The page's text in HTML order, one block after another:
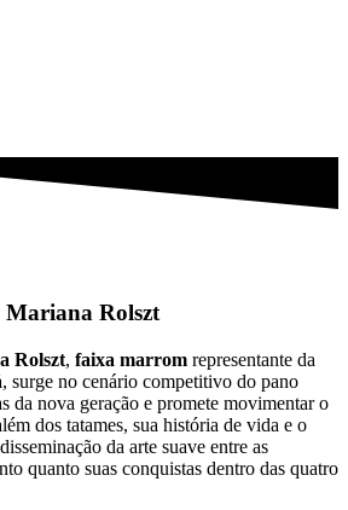
Mariana Rolszt
Rolszt, faixa marrom representante da
, surge no cenário competitivo do pano
da nova geração e promete movimentar o
dos tatames, sua história de vida e o
da arte suave entre as
quanto suas conquistas dentro das quatro